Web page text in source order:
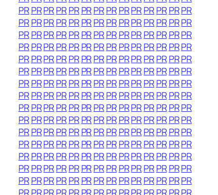
PRPRPRPRPR PRPRPRPRPRPRPR PRPR
PRPRPRPRPR PRPRPRPRPRPRPR PRPR
PRPRPRPRPR PRPRPRPRPRPRPR PRPR
PRPRPRPRPR PRPRPRPRPRPRPR PRPR
PRPRPRPRPR PRPRPRPRPRPRPR PRPR
PRPRPRPRPR PRPRPRPRPRPRPR PRPR
PRPRPRPRPR PRPRPRPRPRPRPR PRPR
PRPRPRPRPR PRPRPRPRPRPRPR PRPR
PRPRPRPRPR PRPRPRPRPRPRPR PRPR
PRPRPRPRPR PRPRPRPRPRPRPR PRPR
PRPRPRPRPR PRPRPRPRPRPRPR PRPR
PRPRPRPRPR PRPRPRPRPRPRPR PRPR
PRPRPRPRPR PRPRPRPRPRPRPR PRPR
PRPRPRPRPR PRPRPRPRPRPRPR PRPR
PRPRPRPRPR PRPRPRPRPRPRPR PRPR